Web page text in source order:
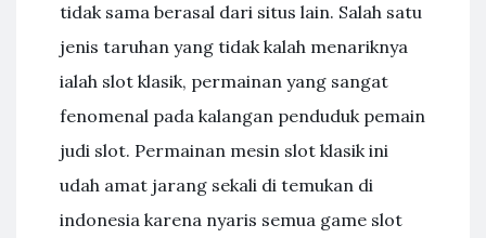
tidak sama berasal dari situs lain. Salah satu
jenis taruhan yang tidak kalah menariknya
ialah slot klasik, permainan yang sangat
fenomenal pada kalangan penduduk pemain
judi slot. Permainan mesin slot klasik ini
udah amat jarang sekali di temukan di
indonesia karena nyaris semua game slot